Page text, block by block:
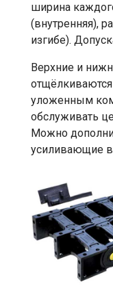
ширина
(внутренняя),
изгибе).
Верхние и
уложенным
обслуживать
Можно
усиливающие